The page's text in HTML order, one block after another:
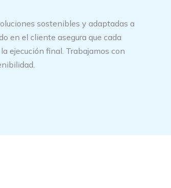
sostenibles y adaptadas a
en el cliente asegura que cada
ejecución final. Trabajamos con